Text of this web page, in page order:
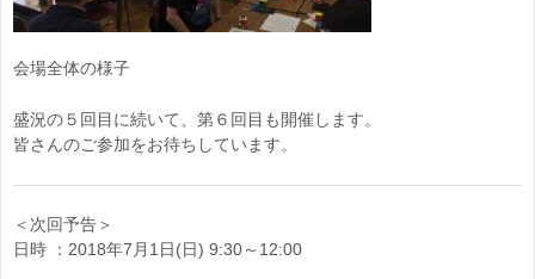
会場全体の様子
盛況の５回目に続いて、第６回目も開催します。
皆さんのご参加をお待ちしています。
＜次回予告＞
日時 ：2018年7月1日(日) 9:30～12:00